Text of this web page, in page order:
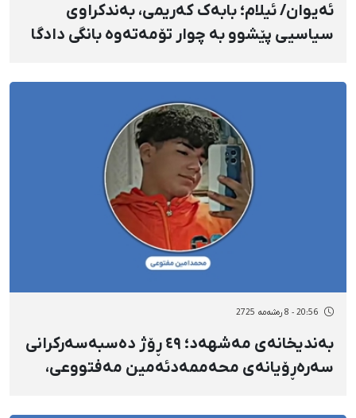
ئەیوان/ ئیلام؛ بابەک کەریمی، بەندکراوی
سیاسیی پێشوو بە چوار تۆمەتەوە بانگی دادگا
20:56 - 8 رەشەمه 2725
بەندیخانەی مەشهەد؛ ٤٩ ڕۆژ دەسبەسەرکرانی
سەرەڕۆیانەی محەممەدئەمین مەفتووعی،